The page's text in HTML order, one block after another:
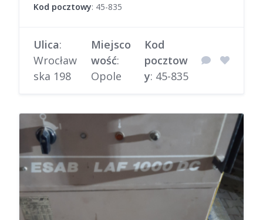
Kod pocztowy: 45-835
Ulica:
Wrocław
ska 198
Miejsco
wość:
Opole
Kod
pocztow
y: 45-835